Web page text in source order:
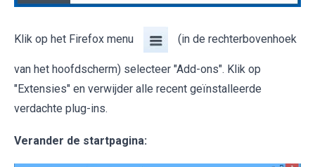
Klik op het Firefox menu (in de rechterbovenhoek
van het hoofdscherm) selecteer "Add-ons". Klik op
"Extensies" en verwijder alle recent geïnstalleerde
verdachte plug-ins.
Verander de startpagina: